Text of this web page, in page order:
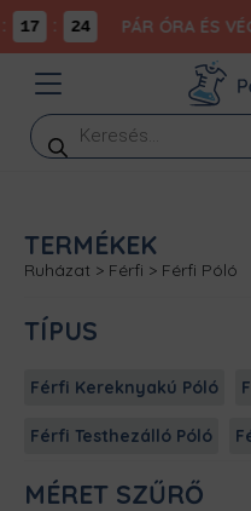
17 24 PÁR ÓRA ÉS
Products
search
TERMÉKEK
Ruházat > Férfi > Férfi Póló
TÍPUS
Férfi Kereknyakú Póló
Férfi Testhezálló Póló
MÉRET SZŰRŐ